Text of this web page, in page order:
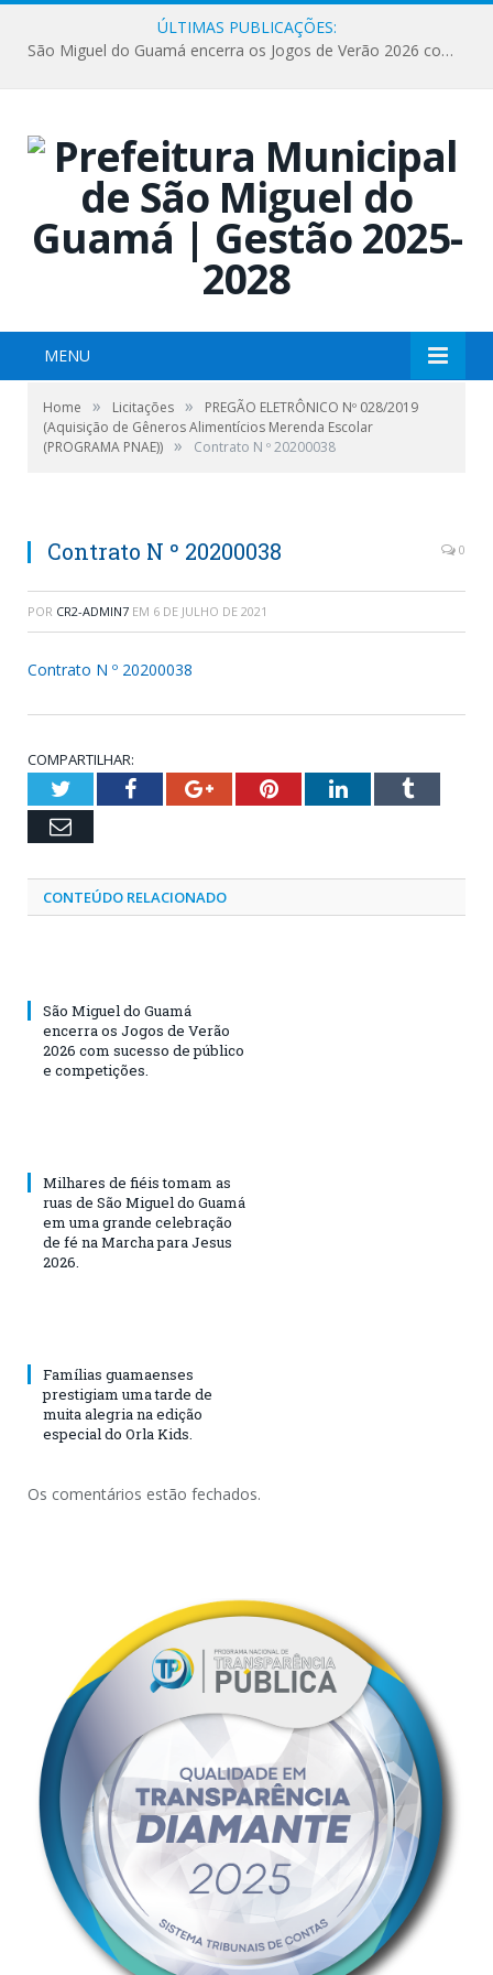
ÚLTIMAS PUBLICAÇÕES:
São Miguel do Guamá encerra os Jogos de Verão 2026 com sucesso de público e competições.
MENU
Home » Licitações »
PREGÃO ELETRÔNICO Nº 028/2019
(Aquisição de Gêneros Alimentícios Merenda Escolar
(PROGRAMA PNAE)) » Contrato N º 20200038
Contrato N º 20200038 0
POR CR2-ADMIN7 EM 6 DE JULHO DE 2021
Contrato N º 20200038
COMPARTILHAR:
TwitterFacebookGoogle+PinterestLinkedInTumblr
Email
CONTEÚDO RELACIONADO
São Miguel do Guamá
encerra os Jogos de Verão
2026 com sucesso de público
e competições.
Milhares de fiéis tomam as
ruas de São Miguel do Guamá
em uma grande celebração
de fé na Marcha para Jesus
2026.
Famílias guamaenses
prestigiam uma tarde de
muita alegria na edição
especial do Orla Kids.
Os comentários estão fechados.